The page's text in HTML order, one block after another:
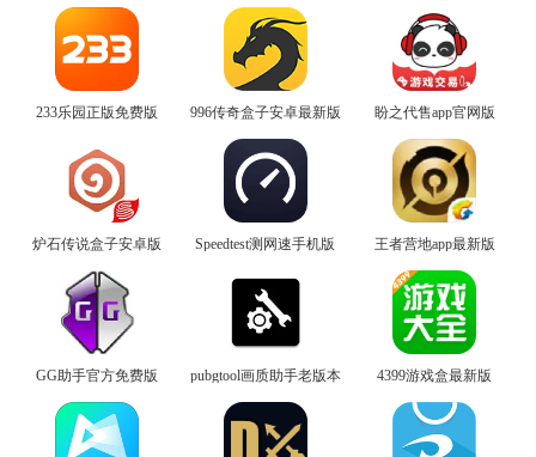
233乐园正版免费版 996传奇盒子安卓最新版 盼之代售app官网版
炉石传说盒子安卓版 Speedtest测网速手机版 王者营地app最新版
GG助手官方免费版 pubgtool画质助手老版本 4399游戏盒最新版